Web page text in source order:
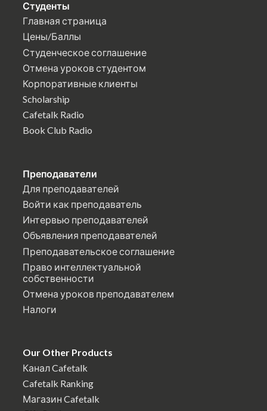
Студенты
Главная страница
Цены/Баллы
Студенческое соглашение
Отмена уроков студентом
Корпоративные клиенты
Scholarship
Cafetalk Radio
Book Club Radio
Преподаватели
Для преподавателей
Войти как преподаватель
Интервью преподавателей
Объявления преподавателей
Преподавательское соглашение
Право интеллектуальной
собственности
Отмена уроков преподавателем
Налоги
Our Other Products
Канал Cafetalk
Cafetalk Ranking
Магазин Cafetalk